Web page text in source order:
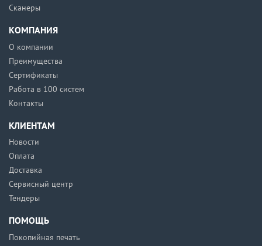
Сканеры
КОМПАНИЯ
О компании
Преимущества
Сертификаты
Работа в 100 систем
Контакты
КЛИЕНТАМ
Новости
Оплата
Доставка
Сервисный центр
Тендеры
ПОМОЩЬ
Покопийная печать